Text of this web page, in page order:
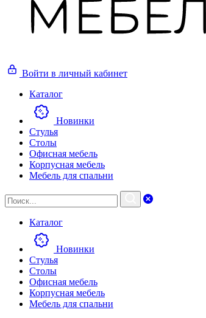
Войти в личный кабинет
Каталог
Новинки
Стулья
Столы
Офисная мебель
Корпусная мебель
Мебель для спальни
Каталог
Новинки
Стулья
Столы
Офисная мебель
Корпусная мебель
Мебель для спальни